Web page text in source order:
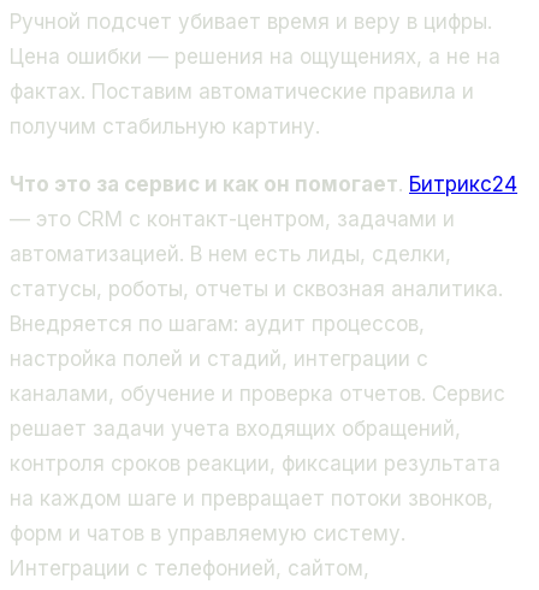
Ручной подсчет убивает время и веру в цифры.
Цена ошибки — решения на ощущениях, а не на
фактах. Поставим автоматические правила и
получим стабильную картину.
Что это за сервис и как он помогает. Битрикс24
— это CRM с контакт-центром, задачами и
автоматизацией. В нем есть лиды, сделки,
статусы, роботы, отчеты и сквозная аналитика.
Внедряется по шагам: аудит процессов,
настройка полей и стадий, интеграции с
каналами, обучение и проверка отчетов. Сервис
решает задачи учета входящих обращений,
контроля сроков реакции, фиксации результата
на каждом шаге и превращает потоки звонков,
форм и чатов в управляемую систему.
Интеграции с телефонией, сайтом,